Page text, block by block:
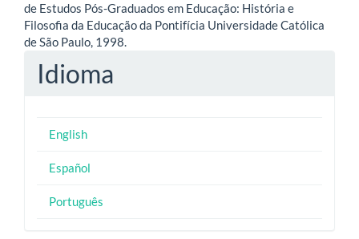
de Estudos Pós-Graduados em Educação: História e
Filosofia da Educação da Pontifícia Universidade Católica
de São Paulo, 1998.
Idioma
English
Español
Português